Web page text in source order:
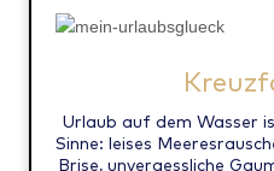
Urlaub auf dem Wasser
Sinne: leises
Brise, unvergessliche